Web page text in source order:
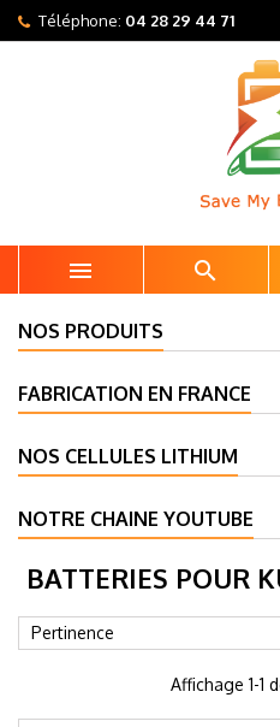
Téléphone: 04 28 29 44 71
 
NOS PRODUITS
FABRICATION EN FRANCE
NOS CELLULES LITHIUM
NOTRE CHAINE YOUTUBE
BATTERIES POUR
Pertinence
Affichage 1-1